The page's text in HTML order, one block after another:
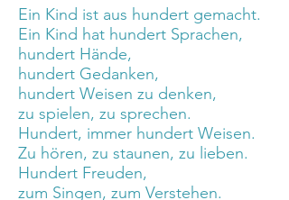
Ein Kind ist aus hundert gemacht.
Ein Kind hat hundert Sprachen,
hundert Hände,
hundert Gedanken,
hundert Weisen zu denken,
zu spielen, zu sprechen.
Hundert, immer hundert Weisen.
Zu hören, zu staunen, zu lieben.
Hundert Freuden,
zum Singen, zum Verstehen.